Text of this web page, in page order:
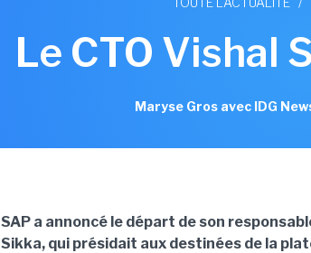
Le CTO Vishal
Maryse Gros avec IDG
SAP a annoncé le départ de son
Sikka, qui présidait aux destinées de la